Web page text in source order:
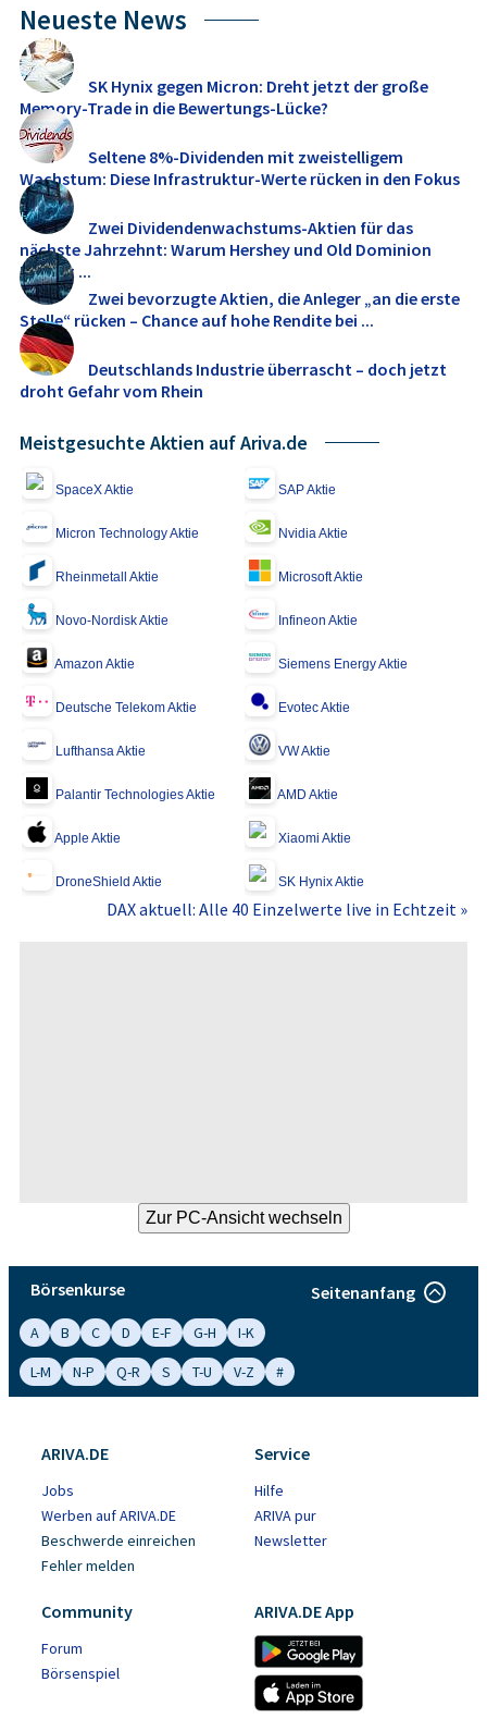
Neueste News
SK Hynix gegen Micron: Dreht jetzt der große
Memory‑Trade in die Bewertungs-Lücke?
Seltene 8%-Dividenden mit zweistelligem
Wachstum: Diese Infrastruktur-Werte rücken in den Fokus
Zwei Dividendenwachstums-Aktien für das
nächste Jahrzehnt: Warum Hershey und Old Dominion
Freight ...
Zwei bevorzugte Aktien, die Anleger „an die erste
Stelle“ rücken – Chance auf hohe Rendite bei ...
Deutschlands Industrie überrascht – doch jetzt
droht Gefahr vom Rhein
Meistgesuchte Aktien auf Ariva.de
SpaceX Aktie SAP Aktie
Micron Technology Aktie Nvidia Aktie
Rheinmetall Aktie Microsoft Aktie
Novo-Nordisk Aktie Infineon Aktie
Amazon Aktie Siemens Energy Aktie
Deutsche Telekom Aktie Evotec Aktie
Lufthansa Aktie VW Aktie
Palantir Technologies Aktie AMD Aktie
Apple Aktie Xiaomi Aktie
DroneShield Aktie SK Hynix Aktie
DAX aktuell: Alle 40 Einzelwerte live in Echtzeit »
Börsenkurse Seitenanfang
A B C D E-F G-H
I-K
L-M
N-P Q-R S T-U V-Z #
ARIVA.DE
Jobs
Werben auf ARIVA.DE
Beschwerde einreichen
Fehler melden
Service
Hilfe
ARIVA pur
Newsletter
Community
Forum
Börsenspiel
ARIVA.DE App